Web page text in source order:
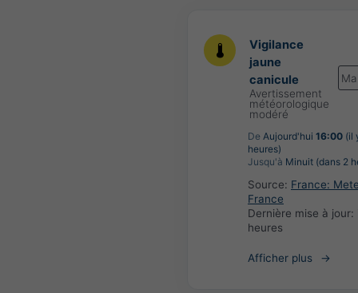
Vigilance
jaune
canicule
Avertissement
météorologique
modéré
De Aujourd'hui 16:00 (il
heures)
Jusqu'à Minuit (dans 2
Source: France:
France
Dernière mise à jour:
heures
Afficher plus